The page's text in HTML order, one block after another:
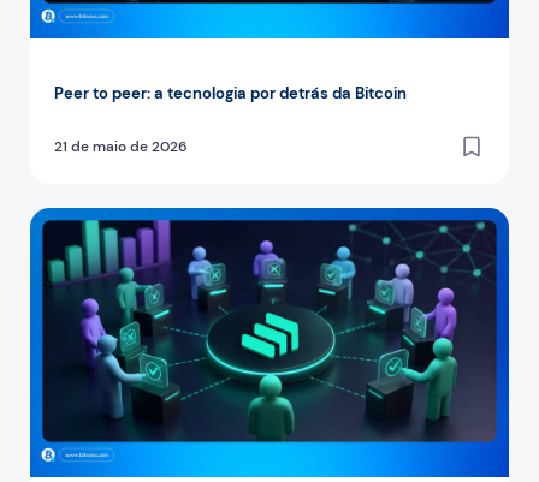
Peer to peer: a tecnologia por detrás da Bitcoin
21 de maio de 2026
Como os utilizadores da Compound (COMP) decidem o